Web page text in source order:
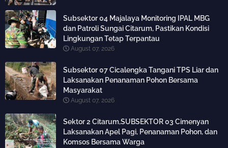
Subsektor 04 Majalaya Monitoring IPAL MBG
dan Patroli Sungai Citarum, Pastikan Kondisi
Lingkungan Tetap Terpantau
August 07, 2026
Subsektor 07 Cicalengka Tangani TPS Liar dan
Laksanakan Penanaman Pohon Bersama
Masyarakat
August 07, 2026
Sektor 2 Citarum,SUBSEKTOR 03 Cimenyan
Laksanakan Apel Pagi, Penanaman Pohon, dan
Komsos Bersama Warga